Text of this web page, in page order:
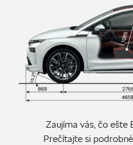
Zaujíma vás, čo ešte
Prečítajte si